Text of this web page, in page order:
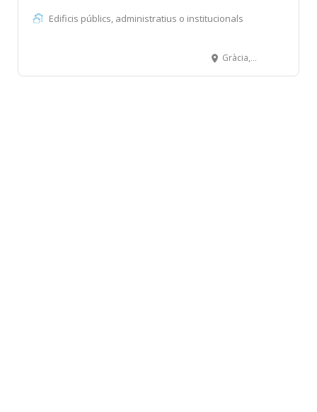
Edificis públics, administratius o institucionals
Gràcia, 17 - 27 - SABADELL